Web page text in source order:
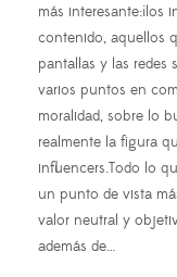
más interesante:¡los
contenido, aquellos
pantallas y las redes
varios puntos en
moralidad, sobre lo
realmente la figura
influencers.Todo lo
un punto de vista
valor neutral y
además de…